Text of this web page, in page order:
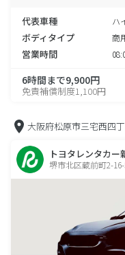
代表車種 ハ
ボディタイプ 商
営業時間
6時間まで9,900円
免責補償制度1,100円
大阪府松原市三宅西四
トヨタレンタカー
堺市北区蔵前町2-